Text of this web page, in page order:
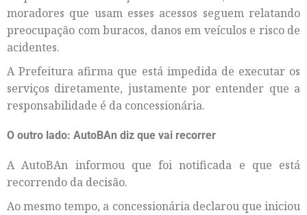
moradores que usam esses acessos seguem relatando
preocupação com buracos, danos em veículos e risco de
acidentes.
A Prefeitura afirma que está impedida de executar os
serviços diretamente, justamente por entender que a
responsabilidade é da concessionária.
O outro lado: AutoBAn diz que vai recorrer
A AutoBAn informou que foi notificada e que está
recorrendo da decisão.
Ao mesmo tempo, a concessionária declarou que iniciou